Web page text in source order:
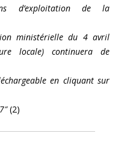
d’exploitation de la
ministérielle du 4 avril
locale) continuera de
en cliquant sur
(2)